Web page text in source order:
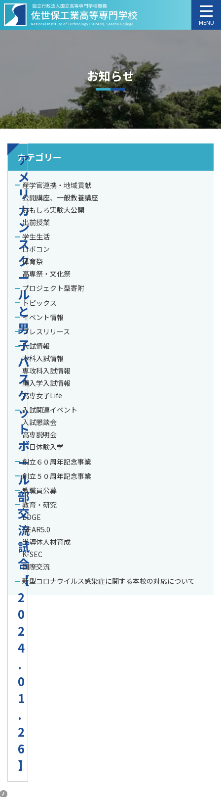
MENU
お知らせ
ア
メ
リ
カ
ン
ス
ク
ー
ル
と
男
子
バ
ス
ケ
ッ
ト
ボ
ー
ル
部
交
流
試
合
【
2
0
2
4
.
0
1
.
2
6
】
カテゴリー
産学官連携・地域貢献
公開講座、一般教養講座
おもしろ実験大公開
出前授業
学生生活
ロボコン
体育祭
高専祭・文化祭
プロジェクト型寄附
トピックス
イベント情報
プレスリリース
入試情報
本科入試情報
専攻科入試情報
編入学入試情報
高専女子Life
入試関連イベント
入試懇談会
高専説明会
一日体験入学
創立６０周年記念事業
創立５０周年記念事業
教職員公募
教育・研究
EDGE
GEAR5.0
半導体人材育成
K-SEC
国際交流
新型コロナウイルス感染症に関する本校の対応について